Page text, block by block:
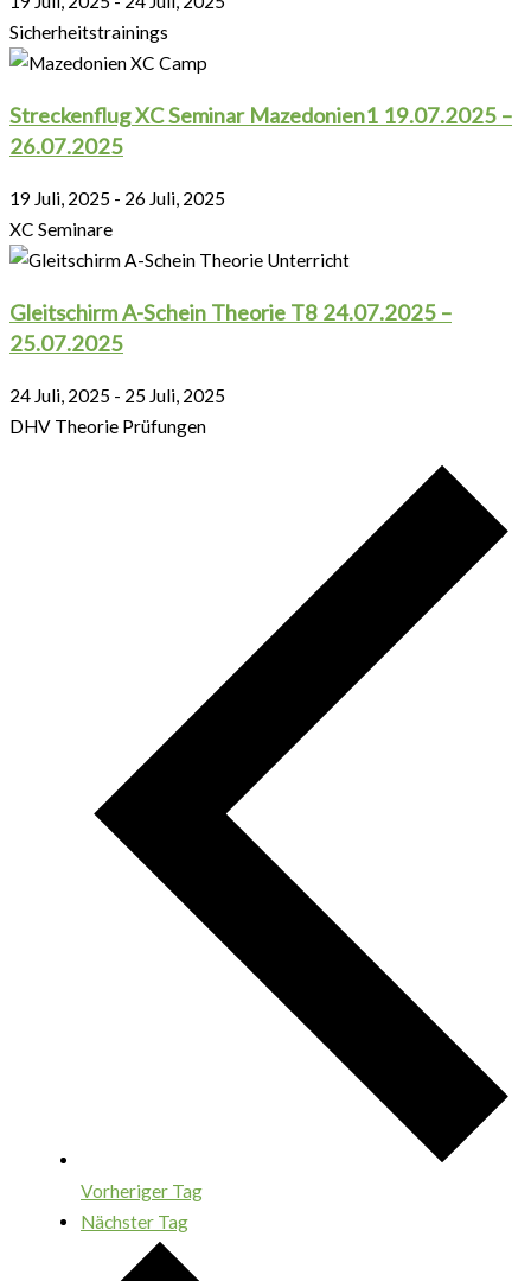
Sicherheitstrainings
Streckenflug XC Seminar Mazedonien1 19.07.2025 –
26.07.2025
19 Juli, 2025 - 26 Juli, 2025
XC Seminare
Gleitschirm A-Schein Theorie T8 24.07.2025 –
25.07.2025
24 Juli, 2025 - 25 Juli, 2025
DHV Theorie Prüfungen
Vorheriger Tag
Nächster Tag